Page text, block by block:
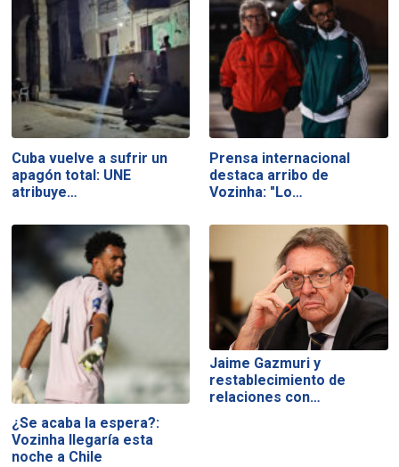
Cuba vuelve a sufrir un
apagón total: UNE
atribuye…
Prensa internacional
destaca arribo de
Vozinha: "Lo…
¿Se acaba la espera?:
Vozinha llegaría esta
noche a Chile
Jaime Gazmuri y
restablecimiento de
relaciones con…